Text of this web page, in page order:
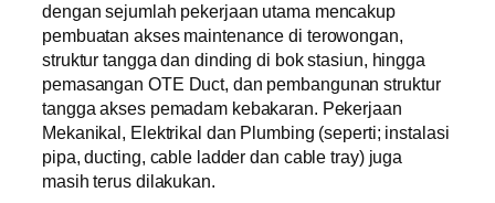
dengan sejumlah pekerjaan utama mencakup
pembuatan akses maintenance di terowongan,
struktur tangga dan dinding di bok stasiun, hingga
pemasangan OTE Duct, dan pembangunan struktur
tangga akses pemadam kebakaran. ⁠Pekerjaan
Mekanikal, Elektrikal dan Plumbing (seperti; instalasi
pipa, ducting, cable ladder dan cable tray) juga
masih terus dilakukan.